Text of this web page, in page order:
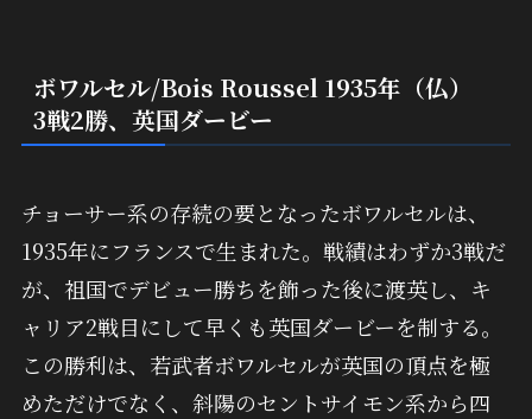
ボワルセル/Bois Roussel 1935年（仏）
3戦2勝、英国ダービー
チョーサー系の存続の要となったボワルセルは、
1935年にフランスで生まれた。戦績はわずか3戦だ
が、祖国でデビュー勝ちを飾った後に渡英し、キ
ャリア2戦目にして早くも英国ダービーを制する。
この勝利は、若武者ボワルセルが英国の頂点を極
めただけでなく、斜陽のセントサイモン系から四